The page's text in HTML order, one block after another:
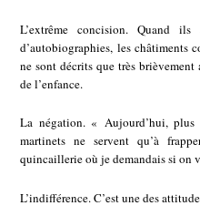
L’extrême concision. Quand
d’autobiographies, les châtiments
ne sont décrits que très
de l’enfance.
La négation. « Aujourd’hui, plus
martinets ne servent qu’à
quincaillerie où je demandais si on
L’indifférence. C’est une des